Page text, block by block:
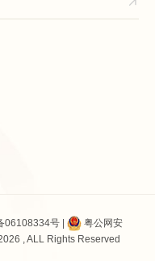
06108334号|
粤公网安
, ALL Rights Reserved